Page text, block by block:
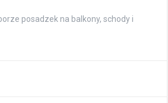
posadzek na balkony, schody i